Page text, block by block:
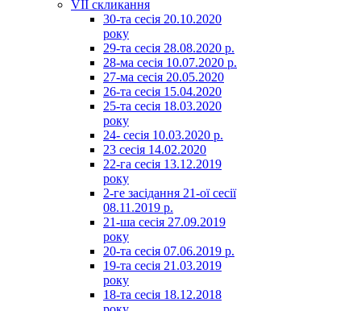
VII скликання
30-та сесія 20.10.2020
року
29-та сесія 28.08.2020 р.
28-ма сесія 10.07.2020 р.
27-ма сесія 20.05.2020
26-та сесія 15.04.2020
25-та сесія 18.03.2020
року
24- сесія 10.03.2020 р.
23 сесія 14.02.2020
22-га сесія 13.12.2019
року
2-ге засідання 21-ої сесії
08.11.2019 р.
21-ша сесія 27.09.2019
року
20-та сесія 07.06.2019 р.
19-та сесія 21.03.2019
року
18-та сесія 18.12.2018